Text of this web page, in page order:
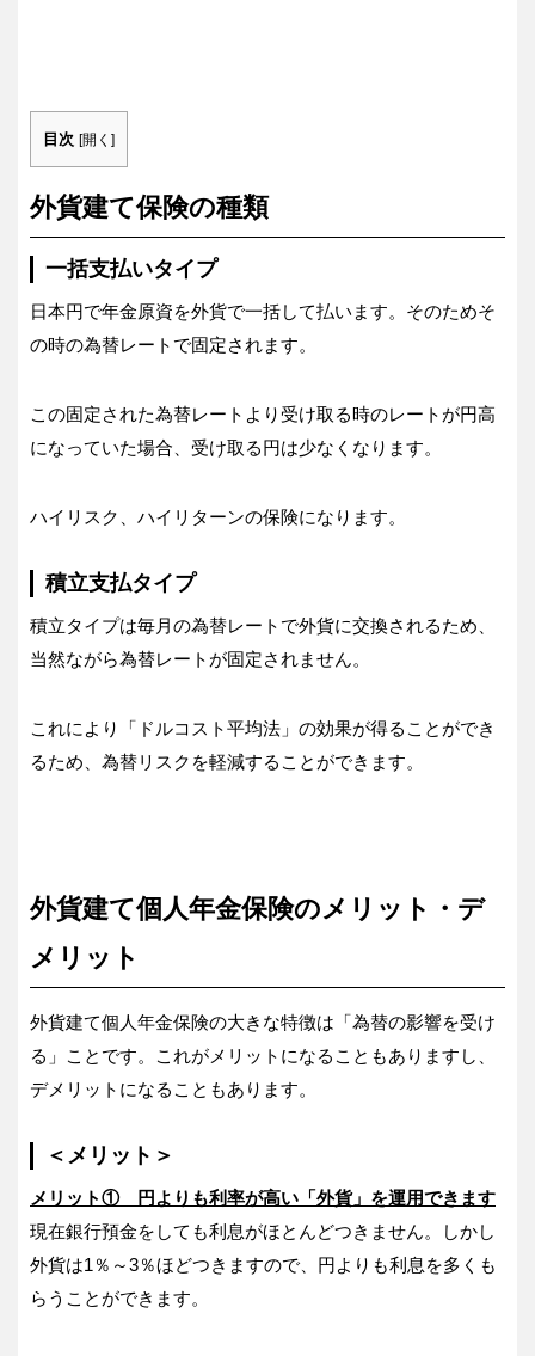
目次 [開く ]
外貨建て保険の種類
一括支払いタイプ
日本円で年金原資を外貨で一括して払います。そのためそ
の時の為替レートで固定されます。
この固定された為替レートより受け取る時のレートが円高
になっていた場合、受け取る円は少なくなります。
ハイリスク、ハイリターンの保険になります。
積立支払タイプ
積立タイプは毎月の為替レートで外貨に交換されるため、
当然ながら為替レートが固定されません。
これにより「ドルコスト平均法」の効果が得ることができ
るため、為替リスクを軽減することができます。
外貨建て個人年金保険のメリット・デ
メリット
外貨建て個人年金保険の大きな特徴は「為替の影響を受け
る」ことです。これがメリットになることもありますし、
デメリットになることもあります。
＜メリット＞
メリット① 円よりも利率が高い「外貨」を運用できます
現在銀行預金をしても利息がほとんどつきません。しかし
外貨は1％～3％ほどつきますので、円よりも利息を多くも
らうことができます。